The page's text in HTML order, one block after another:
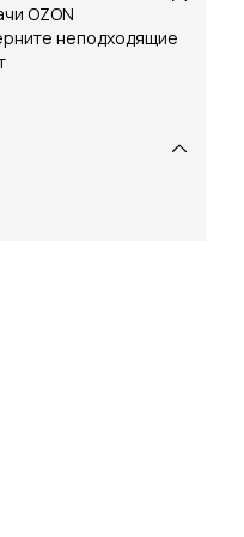
OZON
неподходящие